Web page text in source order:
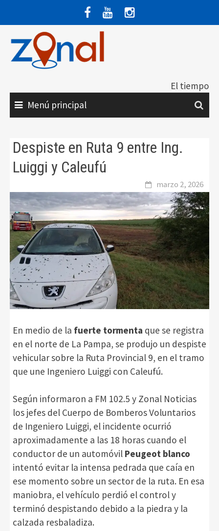
contenido
El tiempo
Menú principal
Despiste en Ruta 9 entre Ing.
Luiggi y Caleufú
marzo 2, 2026
En medio de la fuerte tormenta que se registra
en el norte de La Pampa, se produjo un despiste
vehicular sobre la Ruta Provincial 9, en el tramo
que une Ingeniero Luiggi con Caleufú.
Según informaron a FM 102.5 y Zonal Noticias
los jefes del Cuerpo de Bomberos Voluntarios
de Ingeniero Luiggi, el incidente ocurrió
aproximadamente a las 18 horas cuando el
conductor de un automóvil Peugeot blanco
intentó evitar la intensa pedrada que caía en
ese momento sobre un sector de la ruta. En esa
maniobra, el vehículo perdió el control y
terminó despistando debido a la piedra y la
calzada resbaladiza.